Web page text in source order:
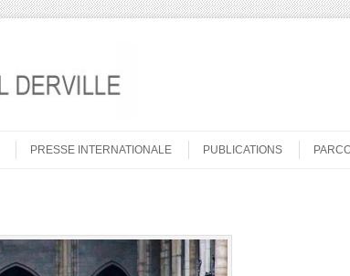
PRESSE INTERNATIONALE PUBLICATIONS